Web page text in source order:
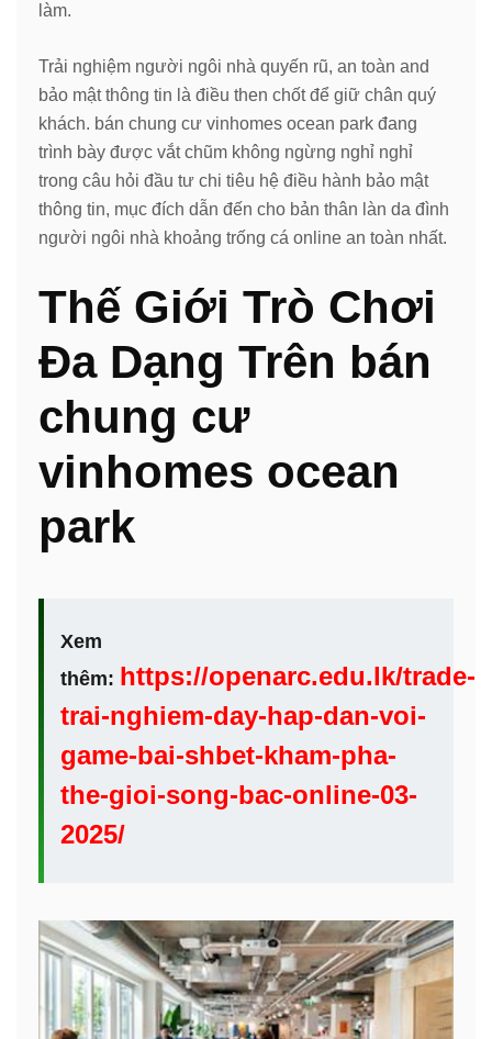
làm.
Trải nghiệm người ngôi nhà quyến rũ, an toàn and
bảo mật thông tin là điều then chốt để giữ chân quý
khách. bán chung cư vinhomes ocean park đang
trình bày được vắt chũm không ngừng nghỉ nghỉ
trong câu hỏi đầu tư chi tiêu hệ điều hành bảo mật
thông tin, mục đích dẫn đến cho bản thân làn da đình
người ngôi nhà khoảng trống cá online an toàn nhất.
Thế Giới Trò Chơi
Đa Dạng Trên bán
chung cư
vinhomes ocean
park
Xem
thêm: https://openarc.edu.lk/trade-
trai-nghiem-day-hap-dan-voi-
game-bai-shbet-kham-pha-
the-gioi-song-bac-online-03-
2025/